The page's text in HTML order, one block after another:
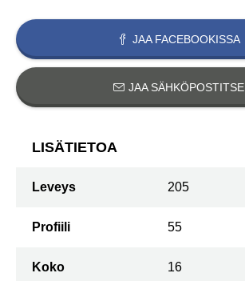
JAA FACEBOOKISSA
JAA SÄHKÖPOSTITSE
LISÄTIETOA
Leveys 205
Profiili 55
Koko 16